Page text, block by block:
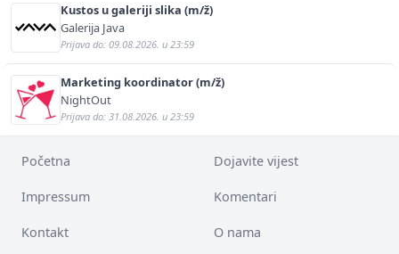
Kustos u galeriji slika (m/ž)
Galerija Java
Prijava do: 09.08.2026. u 23:59
Marketing koordinator (m/ž)
NightOut
Prijava do: 31.08.2026. u 23:59
Početna Dojavite vijest
Impressum Komentari
Kontakt O nama